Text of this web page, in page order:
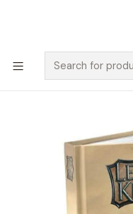
🚀 ¡Despachamos a todo
$100.000 y a RM sobre
Legendary